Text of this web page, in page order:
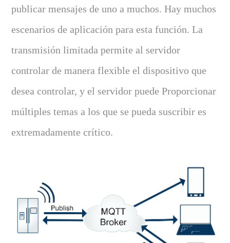
publicar mensajes de uno a muchos. Hay muchos
escenarios de aplicación para esta función. La
transmisión limitada permite al servidor
controlar de manera flexible el dispositivo que
desea controlar, y el servidor puede Proporcionar
múltiples temas a los que se pueda suscribir es
extremadamente crítico.